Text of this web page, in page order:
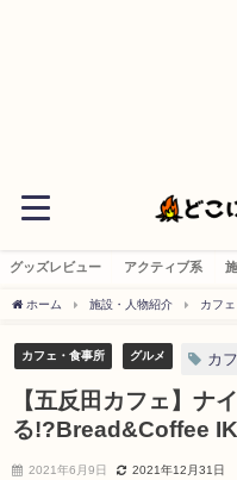
グッズレビュー アクティブ系
ホーム 施設・人物紹介 カフ
カフェ・食事所 グルメ カ
【五反田カフェ】ナ
る!?Bread&Coffee
2021年6月9日 2021年12月31日